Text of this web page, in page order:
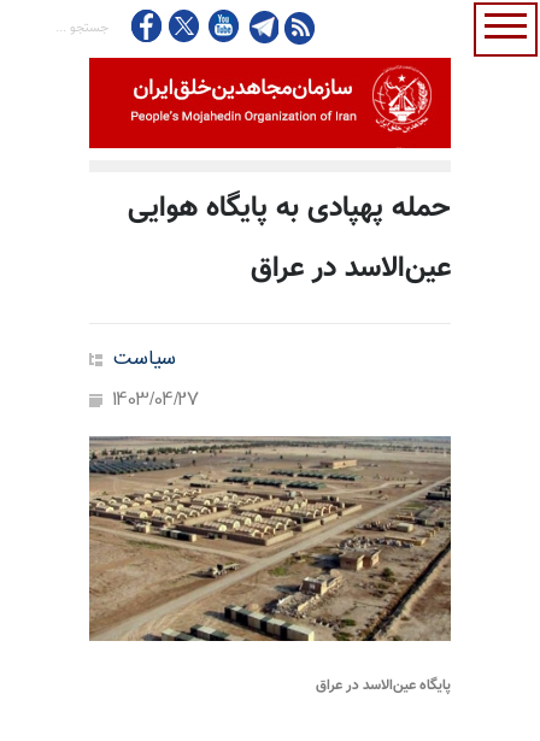
حمله پهپادی به پایگاه هوایی
عین‌الاسد در عراق
سیاست
1403/04/27
پایگاه عین‌الاسد در عراق